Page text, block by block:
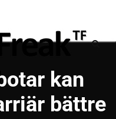
kan
bättre